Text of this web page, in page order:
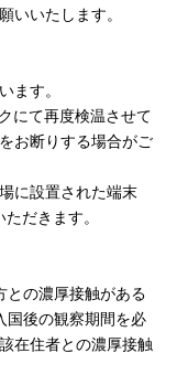
いいたします。
ます。
にて再度検温させて
お断りする場合がご
に設置された端末
だきます。
との濃厚接触がある
国後の観察期間を必
在住者との濃厚接触